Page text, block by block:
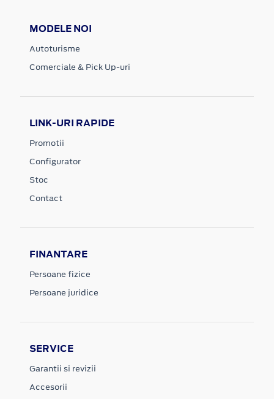
MODELE NOI
Autoturisme
Comerciale & Pick Up-uri
LINK-URI RAPIDE
Promotii
Configurator
Stoc
Contact
FINANTARE
Persoane fizice
Persoane juridice
SERVICE
Garantii si revizii
Accesorii